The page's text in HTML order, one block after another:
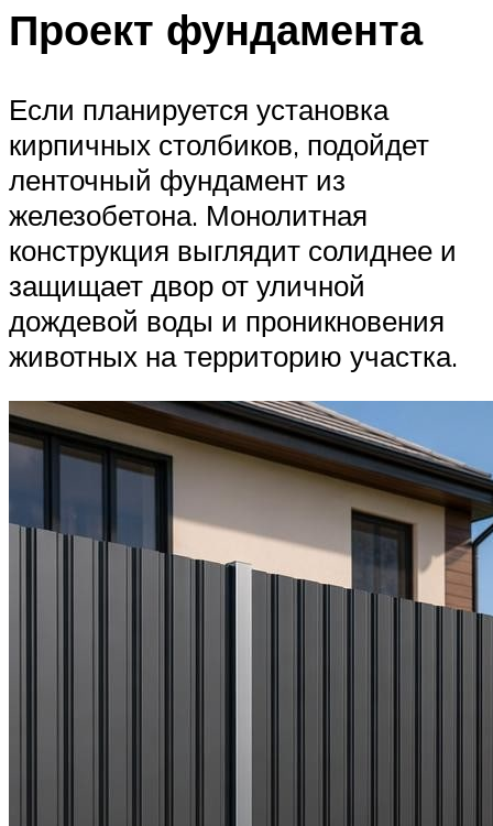
Проект фундамента
Если планируется установка
кирпичных столбиков, подойдет
ленточный фундамент из
железобетона. Монолитная
конструкция выглядит солиднее и
защищает двор от уличной
дождевой воды и проникновения
животных на территорию участка.